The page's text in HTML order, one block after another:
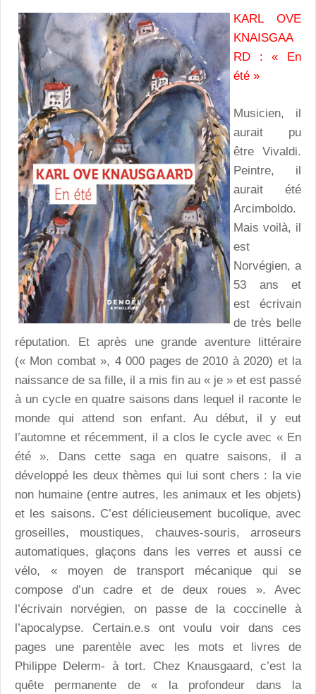
KARL OVE
KNAISGAA
RD : « En
été »
Musicien, il
aurait pu
être Vivaldi.
Peintre, il
aurait été
Arcimboldo.
Mais voilà, il
est
Norvégien, a
53 ans et
est écrivain
de très belle
réputation. Et après une grande aventure littéraire
(« Mon combat », 4 000 pages de 2010 à 2020) et la
naissance de sa fille, il a mis fin au « je » et est passé
à un cycle en quatre saisons dans lequel il raconte le
monde qui attend son enfant. Au début, il y eut
l’automne et récemment, il a clos le cycle avec « En
été ». Dans cette saga en quatre saisons, il a
développé les deux thèmes qui lui sont chers : la vie
non humaine (entre autres, les animaux et les objets)
et les saisons. C’est délicieusement bucolique, avec
groseilles, moustiques, chauves-souris, arroseurs
automatiques, glaçons dans les verres et aussi ce
vélo, « moyen de transport mécanique qui se
compose d’un cadre et de deux roues ». Avec
l’écrivain norvégien, on passe de la coccinelle à
l’apocalypse. Certain.e.s ont voulu voir dans ces
pages une parentèle avec les mots et livres de
Philippe Delerm- à tort. Chez Knausgaard, c’est la
quête permanente de « la profondeur dans la